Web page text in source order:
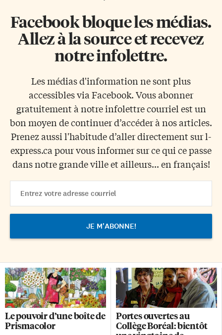
Facebook bloque les médias.
Allez à la source et recevez
notre infolettre.
Les médias d'information ne sont plus
accessibles via Facebook. Vous abonner
gratuitement à notre infolettre courriel est un
bon moyen de continuer d’accéder à nos articles.
Prenez aussi l'habitude d’aller directement sur l-
express.ca pour vous informer sur ce qui ce passe
dans notre grande ville et ailleurs... en français!
Address
Le pouvoir d’une boîte de
Prismacolor
Portes ouvertes au
Collège Boréal: bientôt